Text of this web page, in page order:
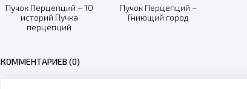
Пучок Перцепций – 10
историй Пучка
перцепций
Пучок Перцепций –
Гниющий город
КОММЕНТАРИЕВ (0)